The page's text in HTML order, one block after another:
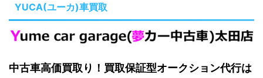
YUCA(ユーカ)車買取
中古車高価買取り！買取保証型オークション代行は